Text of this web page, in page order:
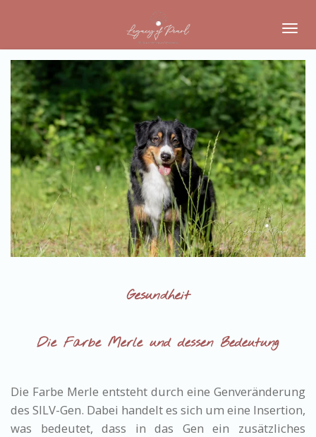
springen
Gesundheit
Die Farbe Merle und dessenBedeutung
Die Farbe Merle entsteht durch eine Genveränderung
des SILV-Gen. Dabei handelt es sich um eine Insertion,
was bedeutet, dass in das Gen ein zusätzliches